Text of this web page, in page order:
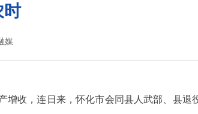
时
媒
增收，连日来，怀化市会同县人武部、县退